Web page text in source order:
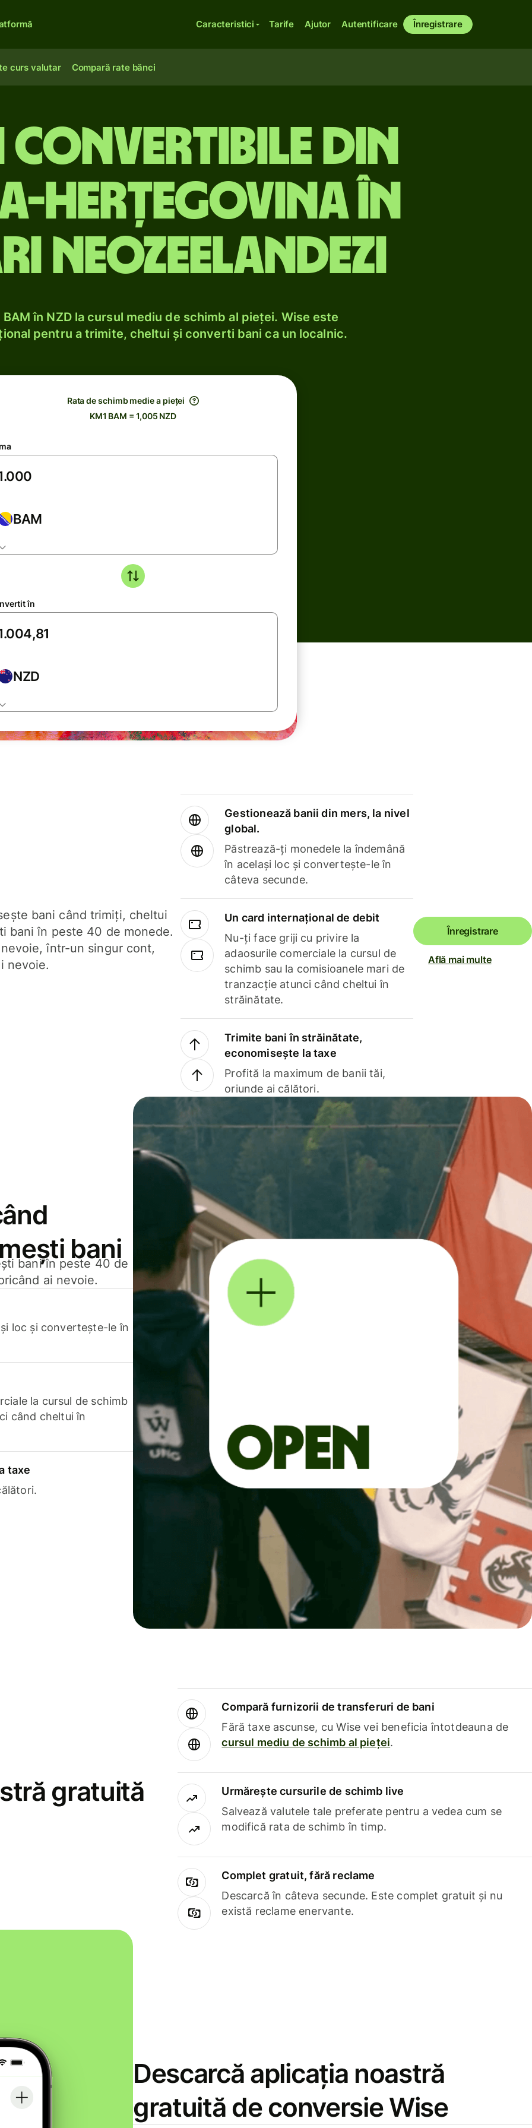
Caracteristici Tarife Ajutor Autentificare Înregistrare
curs valutar Compară rate bănci
convertibile din
Herțegovina în
neozeelandezi
în NZD la cursul mediu de schimb al pieței. Wise este
pentru a trimite, cheltui și converti bani ca un localnic.
Rata de schimb medie a pieței
KM1 BAM = 1,005 NZD
BAM
în
NZD
bani când trimiți, cheltui
bani în peste 40 de monede.
într-un singur cont,
nevoie.
Gestionează banii din mers, la nivel
global.
Păstrează-ți monedele la îndemână
în același loc și convertește-le în
câteva secunde.
Un card internațional de debit
Nu-ți face griji cu privire la
adaosurile comerciale la cursul de
schimb sau la comisioanele mari de
tranzacție atunci când cheltui în
străinătate.
Trimite bani în străinătate,
economisește la taxe
Profită la maximum de banii tăi,
oriunde ai călători.
Înregistrare
Află mai multe
bani
bani în peste 40 de
ai nevoie.
loc și convertește-le în
la cursul de schimb
când cheltui în
taxe
gratuită
Compară furnizorii de transferuri de bani
Fără taxe ascunse, cu Wise vei beneficia întotdeauna de
cursul mediu de schimb al pieței.
Urmărește cursurile de schimb live
Salvează valutele tale preferate pentru a vedea cum se
modifică rata de schimb în timp.
Complet gratuit, fără reclame
Descarcă în câteva secunde. Este complet gratuit și nu
există reclame enervante.
Descarcă aplicația noastră
gratuită de conversie Wise